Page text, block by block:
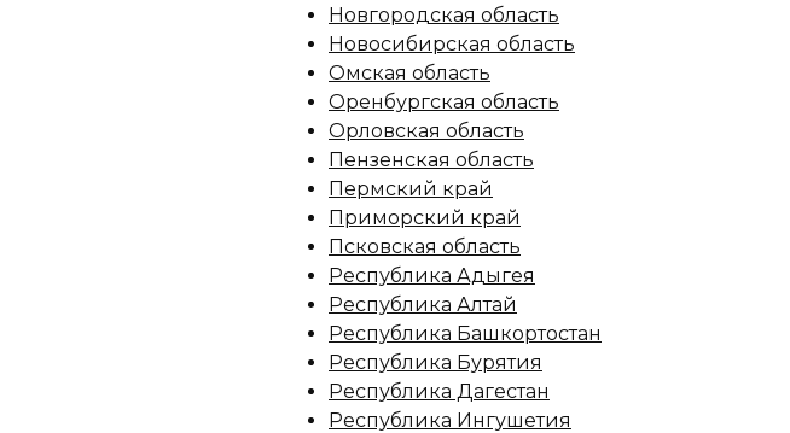
Новгородская область
Новосибирская область
Омская область
Оренбургская область
Орловская область
Пензенская область
Пермский край
Приморский край
Псковская область
Республика Адыгея
Республика Алтай
Республика Башкортостан
Республика Бурятия
Республика Дагестан
Республика Ингушетия